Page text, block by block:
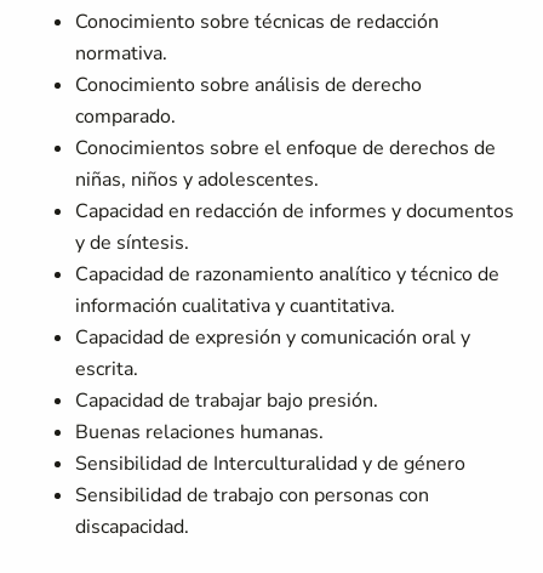
Conocimiento sobre técnicas de redacción
normativa.
Conocimiento sobre análisis de derecho
comparado.
Conocimientos sobre el enfoque de derechos de
niñas, niños y adolescentes.
Capacidad en redacción de informes y documentos
y de síntesis.
Capacidad de razonamiento analítico y técnico de
información cualitativa y cuantitativa.
Capacidad de expresión y comunicación oral y
escrita.
Capacidad de trabajar bajo presión.
Buenas relaciones humanas.
Sensibilidad de Interculturalidad y de género
Sensibilidad de trabajo con personas con
discapacidad.